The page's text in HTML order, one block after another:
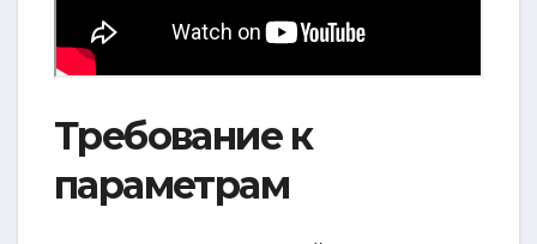
Требование к
параметрам